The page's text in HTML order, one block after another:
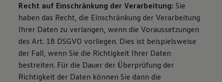
Recht auf Einschränkung der Verarbeitung: Sie
haben das Recht, die Einschränkung der Verarbeitung
Ihrer Daten zu verlangen, wenn die Voraussetzungen
des Art. 18 DSGVO vorliegen. Dies ist beispielsweise
der Fall, wenn Sie die Richtigkeit Ihrer Daten
bestreiten. Für die Dauer der Überprüfung der
Richtigkeit der Daten können Sie dann die